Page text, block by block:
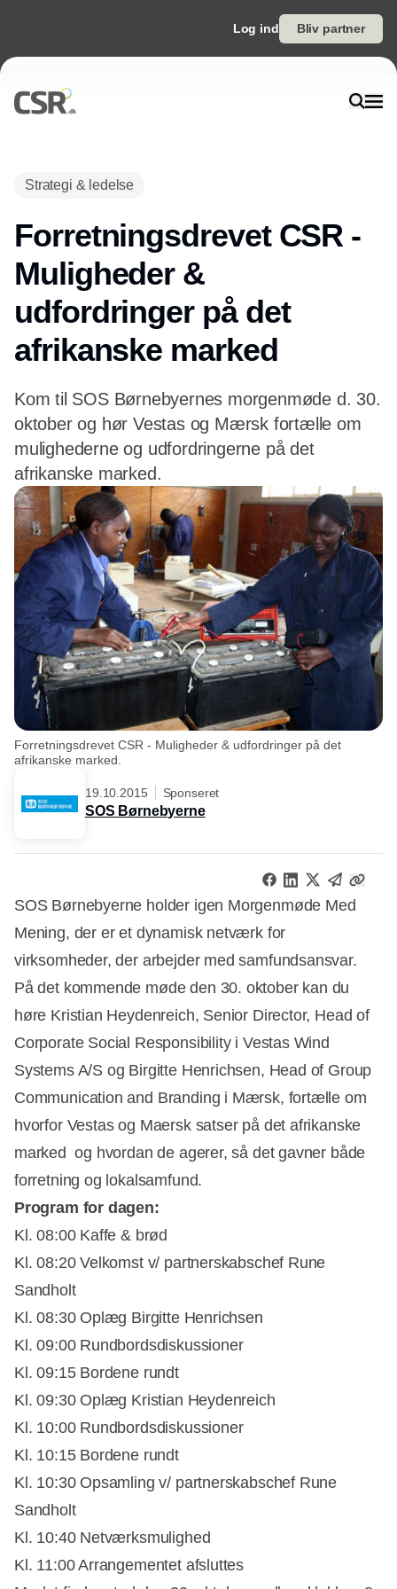
Log ind Bliv partner
Strategi & ledelse
Forretningsdrevet CSR -
Muligheder &
udfordringer på det
afrikanske marked
Kom til SOS Børnebyernes morgenmøde d. 30.
oktober og hør Vestas og Mærsk fortælle om
mulighederne og udfordringerne på det
afrikanske marked.
Forretningsdrevet CSR - Muligheder & udfordringer på det
afrikanske marked.
19.10.2015 Sponseret
SOS Børnebyerne
SOS Børnebyerne holder igen Morgenmøde Med
Mening, der er et dynamisk netværk for
virksomheder, der arbejder med samfundsansvar.
På det kommende møde den 30. oktober kan du
høre Kristian Heydenreich, Senior Director, Head of
Corporate Social Responsibility i Vestas Wind
Systems A/S og Birgitte Henrichsen, Head of Group
Communication and Branding i Mærsk, fortælle om
hvorfor Vestas og Maersk satser på det afrikanske
marked  og hvordan de agerer, så det gavner både
forretning og lokalsamfund.
Program for dagen:
Kl. 08:00 Kaffe & brød
Kl. 08:20 Velkomst v/ partnerskabschef Rune
Sandholt
Kl. 08:30 Oplæg Birgitte Henrichsen
Kl. 09:00 Rundbordsdiskussioner
Kl. 09:15 Bordene rundt
Kl. 09:30 Oplæg Kristian Heydenreich
Kl. 10:00 Rundbordsdiskussioner
Kl. 10:15 Bordene rundt
Kl. 10:30 Opsamling v/ partnerskabschef Rune
Sandholt
Kl. 10:40 Netværksmulighed
Kl. 11:00 Arrangementet afsluttes